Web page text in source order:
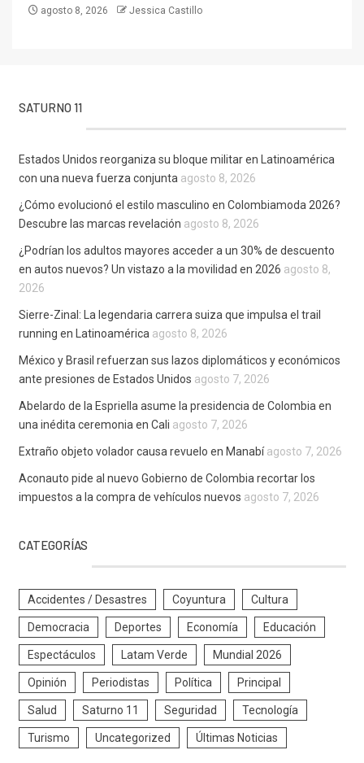
agosto 8, 2026 Jessica Castillo
SATURNO 11
Estados Unidos reorganiza su bloque militar en Latinoamérica
con una nueva fuerza conjunta agosto 8, 2026
¿Cómo evolucionó el estilo masculino en Colombiamoda 2026?
Descubre las marcas revelación agosto 8, 2026
¿Podrían los adultos mayores acceder a un 30% de descuento
en autos nuevos? Un vistazo a la movilidad en 2026 agosto 8,
2026
Sierre-Zinal: La legendaria carrera suiza que impulsa el trail
running en Latinoamérica agosto 8, 2026
México y Brasil refuerzan sus lazos diplomáticos y económicos
ante presiones de Estados Unidos agosto 7, 2026
Abelardo de la Espriella asume la presidencia de Colombia en
una inédita ceremonia en Cali agosto 7, 2026
Extraño objeto volador causa revuelo en Manabí agosto 7, 2026
Aconauto pide al nuevo Gobierno de Colombia recortar los
impuestos a la compra de vehículos nuevos agosto 7, 2026
CATEGORÍAS
Accidentes / Desastres Coyuntura Cultura
Democracia Deportes Economía Educación
Espectáculos Latam Verde Mundial 2026
Opinión Periodistas Política Principal
Salud Saturno 11 Seguridad Tecnología
Turismo Uncategorized Últimas Noticias